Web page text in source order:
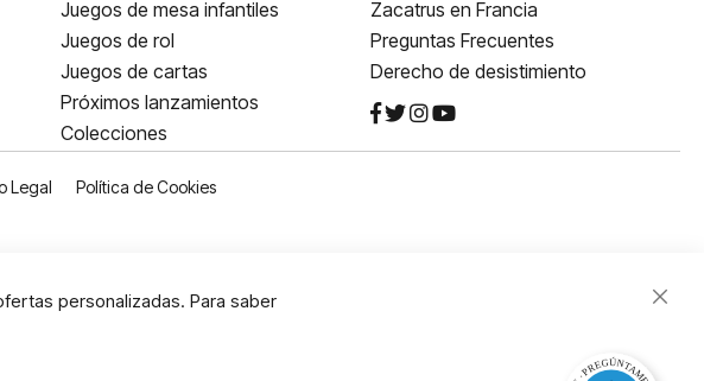
Juegos de mesa infantiles
Juegos de rol
Juegos de cartas
Próximos lanzamientos
Colecciones
Zacatrus en Francia
Preguntas Frecuentes
Derecho de desistimiento
Legal Política de Cookies
personalizadas. Para saber